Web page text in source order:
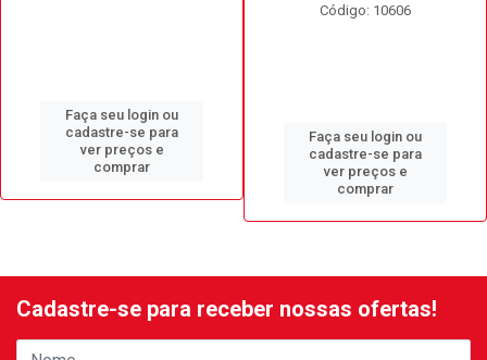
Faça seu login ou
cadastre-se para
ver preços e
comprar
Código: 10606
Faça seu login ou
cadastre-se para
ver preços e
comprar
Cadastre-se para receber nossas ofertas!